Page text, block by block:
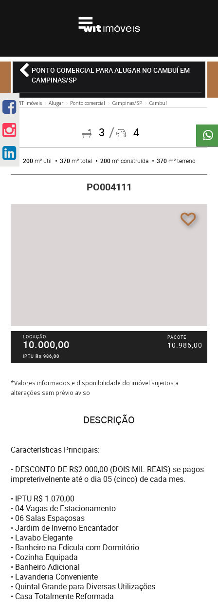
PONTO COMERCIAL PARA ALUGAR NO CAMBUÍ EM
CAMPINAS/SP
WIT Imóveis Alugar Ponto comercial Campinas/SP Cambuí
3 4
200m² útil 370m² total 200m² construída 370m² terreno
PO004111
LOCAÇÃO
10.000,00
PACOTE
10.986,00
IPTUR$ 986,00
*Valores informados e disponibilidade do imóvel sujeitos a
alterações sem prévio aviso
DESCRIÇÃO
Características Principais:
• DESCONTO DE R$2.000,00 (DOIS MIL REAIS) se pagos
impreterivelnente até o dia 05 (cinco) de cada mes.
• IPTU R$ 1.070,00
• 04 Vagas de Estacionamento
• 06 Salas Espaçosas
• Jardim de Inverno Encantador
• Lavabo Elegante
• Banheiro na Edícula com Dormitório
• Cozinha Equipada
• Banheiro Adicional
• Lavanderia Conveniente
• Quintal Grande para Diversas Utilizações
• Casa Totalmente Reformada